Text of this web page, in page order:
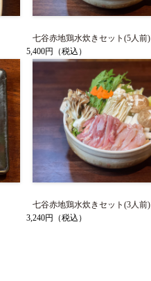
七谷赤地鶏水炊きセット(5人前)
5,400円 （税込）
七谷赤地鶏水炊きセット(3人前)
3,240円 （税込）